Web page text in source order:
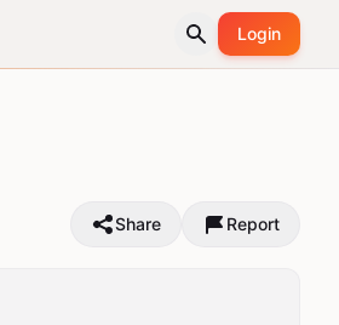
Login
Share Report